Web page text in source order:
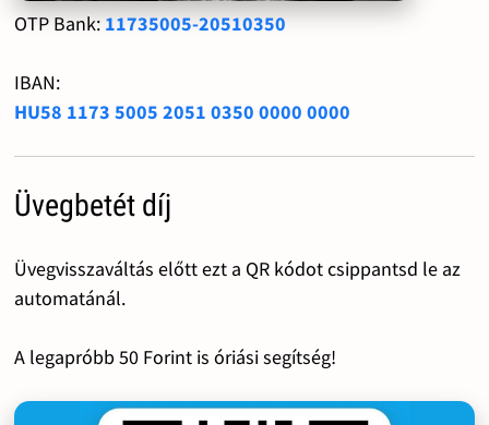
OTP Bank: 11735005-20510350
IBAN:
HU58 1173 5005 2051 0350 0000 0000
Üvegbetét díj
Üvegvisszaváltás előtt ezt a QR kódot csippantsd le az
automatánál.
A legapróbb 50 Forint is óriási segítség!